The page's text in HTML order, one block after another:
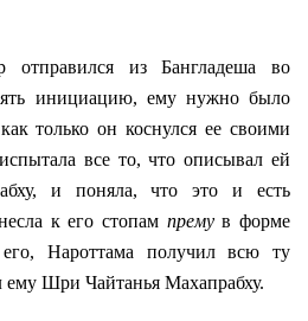
отправился из Бангладеша во
инициацию, ему нужно было
только он коснулся ее своими
все то, что описывал ей
и поняла, что это и есть
к его стопам премув форме
Нароттама получил всю ту
ему Шри Чайтанья Махапрабху.